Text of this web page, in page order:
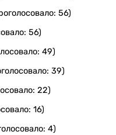
56)
56)
49)
39)
22)
16)
4)